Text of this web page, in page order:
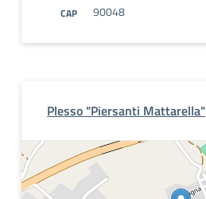
CAP 90048
Plesso "Piersanti Mattarella"